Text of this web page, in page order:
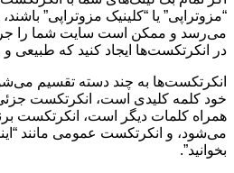
“مزوتراپی” یا “کلینیک مزوتراپی”
می‌رسد و ممکن است سایت شما را
در انکرتکست‌ها ایجاد کنید که طبیعی
انکرتکست‌ها به چند دسته تقسیم
خود کلمه کلیدی است، انکرتکست
همراه کلمات دیگر است، انکرتکست
می‌شود، و انکرتکست عمومی مانند
بخوانید”.